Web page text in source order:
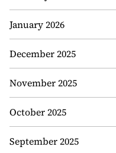
January 2026
December 2025
November 2025
October 2025
September 2025